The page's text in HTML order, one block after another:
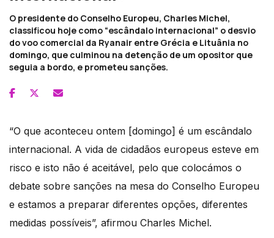
O presidente do Conselho Europeu, Charles Michel,
classificou hoje como “escândalo internacional” o desvio
do voo comercial da Ryanair entre Grécia e Lituânia no
domingo, que culminou na detenção de um opositor que
seguia a bordo, e prometeu sanções.
“O que aconteceu ontem [domingo] é um escândalo
internacional. A vida de cidadãos europeus esteve em
risco e isto não é aceitável, pelo que colocámos o
debate sobre sanções na mesa do Conselho Europeu
e estamos a preparar diferentes opções, diferentes
medidas possíveis”, afirmou Charles Michel.